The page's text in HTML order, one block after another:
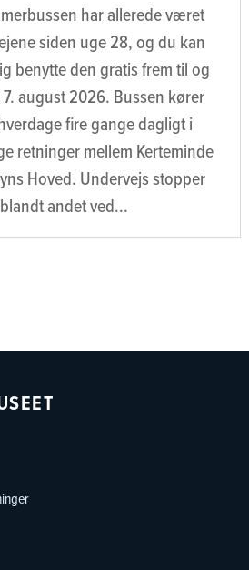
har allerede været
siden uge 28, og du kan
benytte den gratis frem til og
august 2026. Bussen kører
fire gange dagligt i
retninger mellem Kerteminde
Hoved. Undervejs stopper
andet ved...